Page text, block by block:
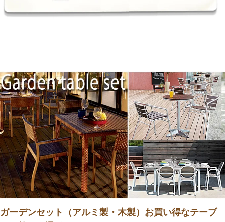
ガーデンセット（アルミ製・木製）お買い得なテーブ